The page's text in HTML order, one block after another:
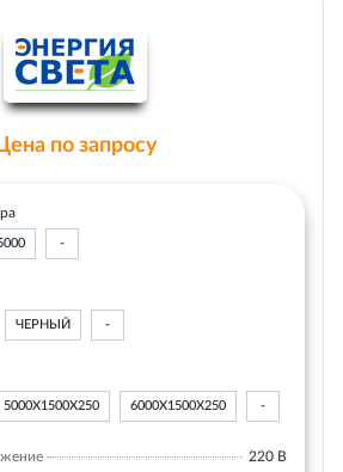
по запросу
-
ЧЕРНЫЙ -
5000Х1500Х250 6000Х1500Х250 -
220 В